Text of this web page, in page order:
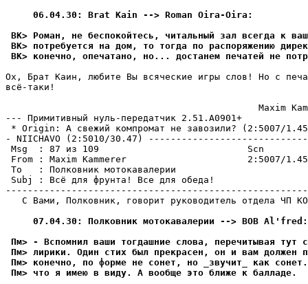
     06.04.30: Brat Kain --> Roman Oira-Oira:
BK> Роман, не беспокойтесь, читальный зал всегда к
BK> потpебуется на дом, то тогда по pаспоpяжению
BK> конечно, опечатано, но... достанем печатей не
Ох, Брат Каин, любите Вы всяческие игры слов! Но с
всё-таки!
--- Примитивный нуль-пеpедатчик 2.51.A0901+
* Origin: А свежий компромат не завозили? (2:5007/
- NIICHAVO (2:5010/30.47)
Msg  : 87 из 109                           Scn
From : Maxim Kammerer                      2:5007/1.45
To   : Полковник мотокавалерии
Subj : Всё для фрунта! Все для обеда!
С Вами, Полковник, говорит руководитель отдела ЧП
     07.04.30: Полковник мотокавалерии --> BOB Al'fred:
Пм> - Вспомнил ваши тогдашние слова, перечитывая тут
Пм> лирики. Один стих был прекрасен, он и вам должен
Пм> конечно, по форме не сонет, но _звучит_ как
Пм> что я имею в виду. А вообще это ближе к балладе.